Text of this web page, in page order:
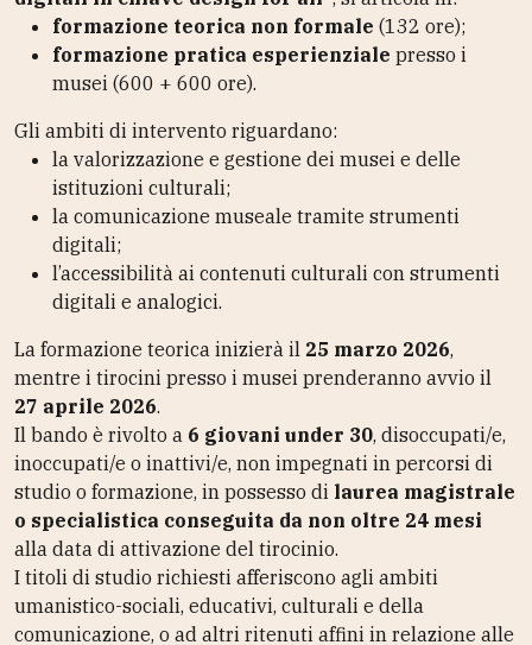
formazione teorica non formale (132 ore);
formazione pratica esperienziale presso i
musei (600 + 600 ore).
Gli ambiti di intervento riguardano:
la valorizzazione e gestione dei musei e delle
istituzioni culturali;
la comunicazione museale tramite strumenti
digitali;
l’accessibilità ai contenuti culturali con strumenti
digitali e analogici.
La formazione teorica inizierà il 25 marzo 2026,
mentre i tirocini presso i musei prenderanno avvio il
27 aprile 2026.
Il bando è rivolto a 6 giovani under 30, disoccupati/e,
inoccupati/e o inattivi/e, non impegnati in percorsi di
studio o formazione, in possesso di laurea magistrale
o specialistica conseguita da non oltre 24 mesi
alla data di attivazione del tirocinio.
I titoli di studio richiesti afferiscono agli ambiti
umanistico-sociali, educativi, culturali e della
comunicazione, o ad altri ritenuti affini in relazione alle